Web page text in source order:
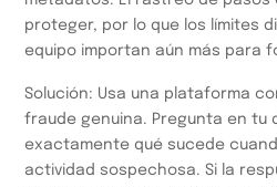
proteger, por lo que los límites
equipo importan aún más para
Solución: Usa una plataforma
fraude genuina. Pregunta en tu
exactamente qué sucede
actividad sospechosa. Si la